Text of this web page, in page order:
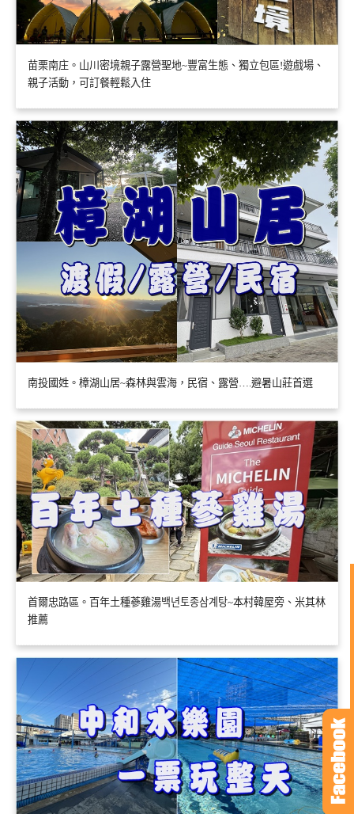
苗栗南庄。山川密境親子露營聖地~豐富生態、獨立包區!遊戲場、
親子活動，可訂餐輕鬆入住
南投國姓。樟湖山居~森林與雲海，民宿、露營….避暑山莊首選
首爾忠路區。百年土種蔘雞湯백년토종삼계탕~本村韓屋旁、米其林
推薦